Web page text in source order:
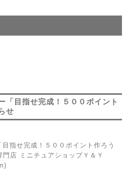
「目指せ完成！５００ポイント
せ
指せ完成！５００ポイント作ろう
店 ミニチュアショップＹ＆Ｙ